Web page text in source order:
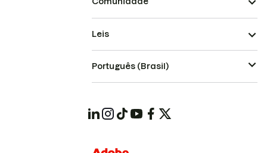
Leis
Português (Brasil)